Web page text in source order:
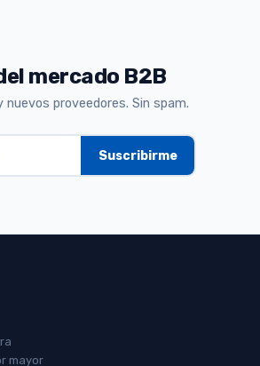
mercado B2B
nuevos proveedores. Sin spam.
mayor